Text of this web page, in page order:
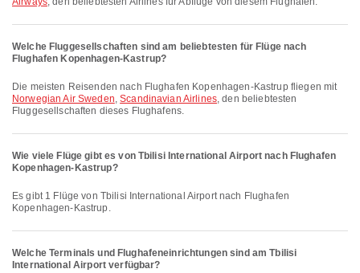
Welche Fluggesellschaften sind am beliebtesten für Flüge nach
Flughafen Kopenhagen-Kastrup?
Die meisten Reisenden nach Flughafen Kopenhagen-Kastrup fliegen mit
Norwegian Air Sweden,Scandinavian Airlines, den beliebtesten
Fluggesellschaften dieses Flughafens.
Wie viele Flüge gibt es von Tbilisi International Airport nach Flughafen
Kopenhagen-Kastrup?
Es gibt 1 Flüge von Tbilisi International Airport nach Flughafen
Kopenhagen-Kastrup.
Welche Terminals und Flughafeneinrichtungen sind am Tbilisi
International Airport verfügbar?